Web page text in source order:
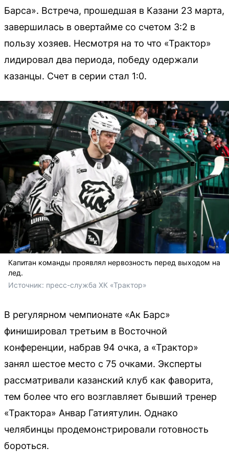
Барса». Встреча, прошедшая в Казани 23 марта,
завершилась в овертайме со счетом 3:2 в
пользу хозяев. Несмотря на то что «Трактор»
лидировал два периода, победу одержали
казанцы. Счет в серии стал 1:0.
Капитан команды проявлял нервозность перед выходом на
лед.
Источник: пресс-служба ХК «Трактор»
В регулярном чемпионате «Ак Барс»
финишировал третьим в Восточной
конференции, набрав 94 очка, а «Трактор»
занял шестое место с 75 очками. Эксперты
рассматривали казанский клуб как фаворита,
тем более что его возглавляет бывший тренер
«Трактора» Анвар Гатиятулин. Однако
челябинцы продемонстрировали готовность
бороться.